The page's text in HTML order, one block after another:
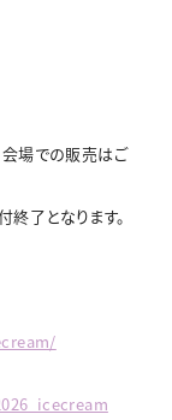
会場での販売はご
了となります。